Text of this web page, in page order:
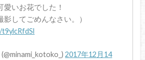
愛いお花でした！
影してごめんなさい。）
2017年12月14